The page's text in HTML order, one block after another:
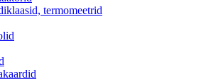
termomeetrid